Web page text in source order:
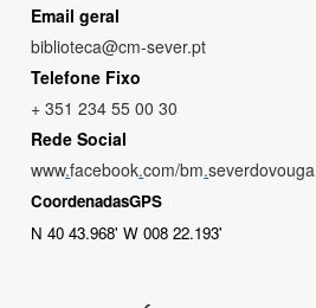
Email geral
biblioteca@cm-sever.pt
Telefone Fixo
+ 351 234 55 00 30
Rede Social
www.facebook.com/bm.severdovouga
CoordenadasGPS
N 40 43.968' W 008 22.193'